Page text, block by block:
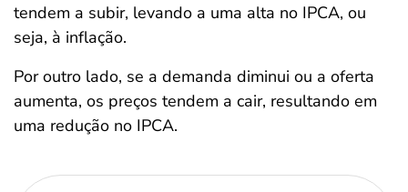
tendem a subir, levando a uma alta no IPCA, ou
seja, à inflação.
Por outro lado, se a demanda diminui ou a oferta
aumenta, os preços tendem a cair, resultando em
uma redução no IPCA.